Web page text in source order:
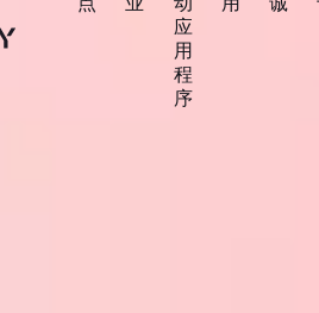
应
用
程
序